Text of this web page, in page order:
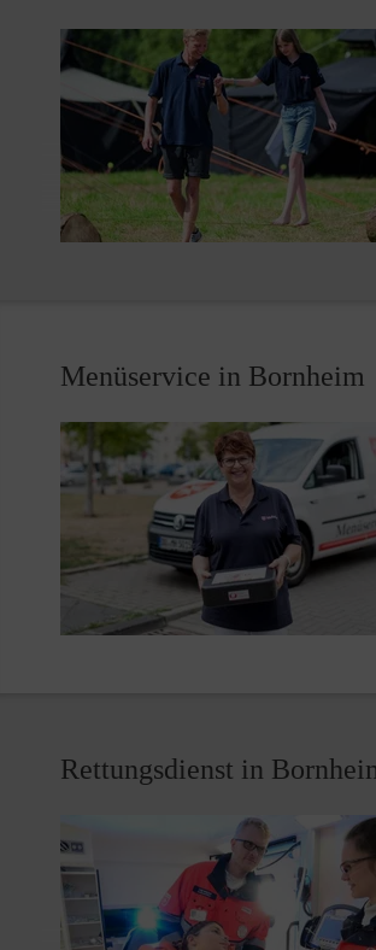
Als christlicher Jugendverband
Religion, selbstverständlich haben
Malteser Jugend.
Menüservice in Bornheim
Rettungsdienst in